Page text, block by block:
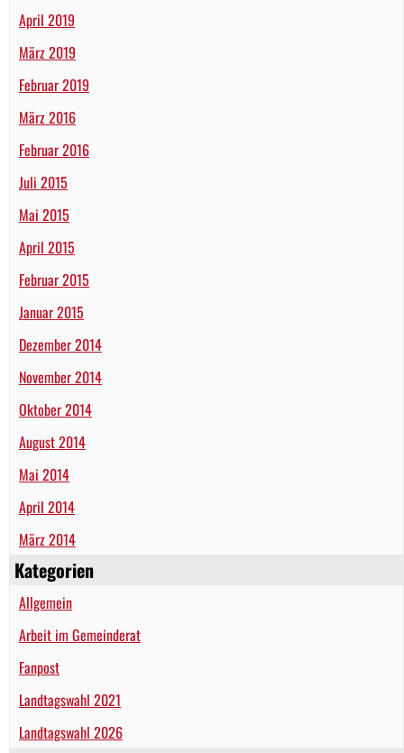
April 2019
März 2019
Februar 2019
März 2016
Februar 2016
Juli 2015
Mai 2015
April 2015
Februar 2015
Januar 2015
Dezember 2014
November 2014
Oktober 2014
August 2014
Mai 2014
April 2014
März 2014
Kategorien
Allgemein
Arbeit im Gemeinderat
Fanpost
Landtagswahl 2021
Landtagswahl 2026